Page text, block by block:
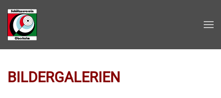
Zum Hauptinhalt springen
BILDERGALERIEN